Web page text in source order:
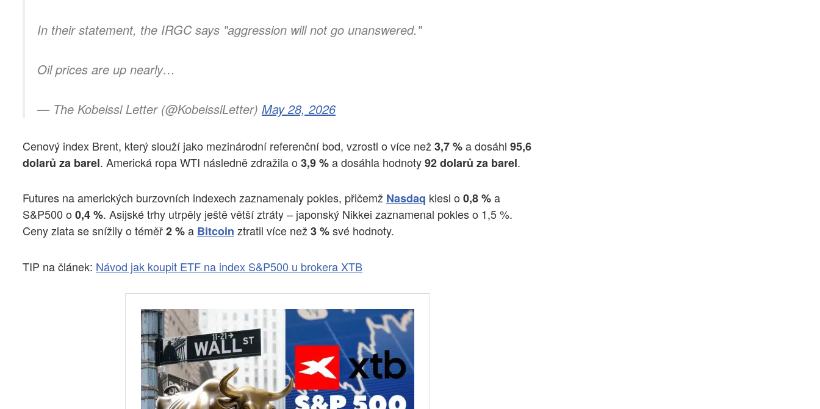
In their statement, the IRGC says "aggression will not go unanswered."
Oil prices are up nearly…
— The Kobeissi Letter (@KobeissiLetter) May 28, 2026
Cenový index Brent, který slouží jako mezinárodní referenční bod, vzrostl o více než 3,7 %a dosáhl 95,6
dolarů za barel. Americká ropa WTI následně zdražila o 3,9 %a dosáhla hodnoty92 dolarů za barel.
Futures na amerických burzovních indexech zaznamenaly pokles, přičemž Nasdaq klesl o 0,8 %a
S&P500 o 0,4 %. Asijské trhy utrpěly ještě větší ztráty – japonský Nikkei zaznamenal pokles o 1,5 %.
Ceny zlata se snížily o téměř2 %a Bitcoin ztratil více než3 %své hodnoty.
TIP na článek: Návod jak koupit ETF na index S&P500 u brokera XTB